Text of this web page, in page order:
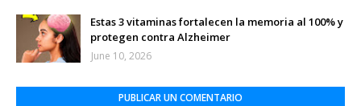
Estas 3 vitaminas fortalecen la memoria al 100% y
protegen contra Alzheimer
June 10, 2026
PUBLICAR UN COMENTARIO